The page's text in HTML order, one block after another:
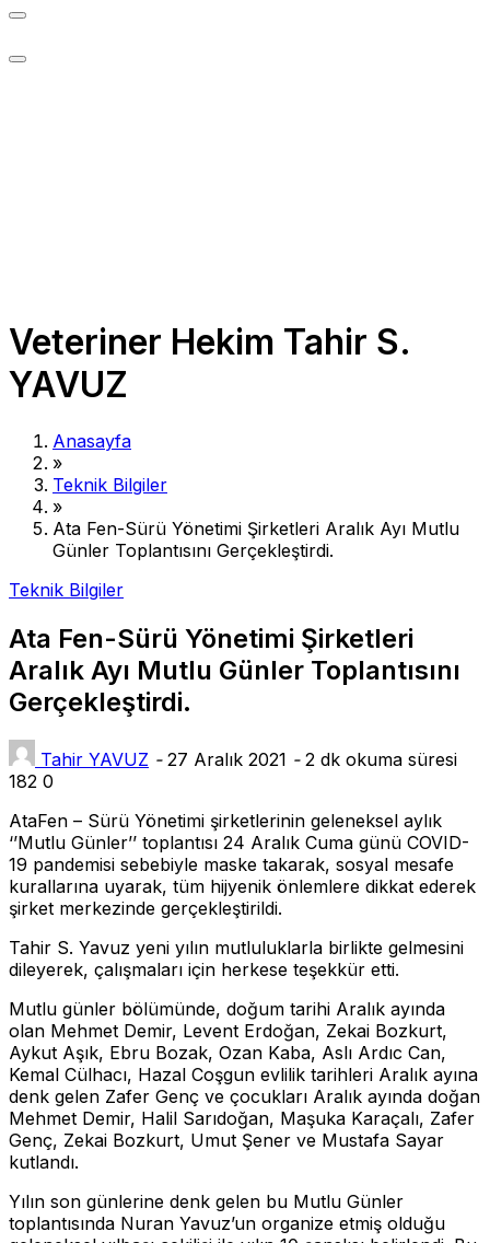
Veteriner Hekim Tahir S.
YAVUZ
Anasayfa
»
Teknik Bilgiler
»
Ata Fen-Sürü Yönetimi Şirketleri Aralık Ayı Mutlu
Günler Toplantısını Gerçekleştirdi.
Teknik Bilgiler
Ata Fen-Sürü Yönetimi Şirketleri
Aralık Ayı Mutlu Günler Toplantısını
Gerçekleştirdi.
Tahir YAVUZ - 27 Aralık 2021 -2 dk okuma süresi
182 0
AtaFen – Sürü Yönetimi şirketlerinin geleneksel aylık
‘’Mutlu Günler’’ toplantısı 24 Aralık Cuma günü COVID-
19 pandemisi sebebiyle maske takarak, sosyal mesafe
kurallarına uyarak, tüm hijyenik önlemlere dikkat ederek
şirket merkezinde gerçekleştirildi.
Tahir S. Yavuz yeni yılın mutluluklarla birlikte gelmesini
dileyerek, çalışmaları için herkese teşekkür etti.
Mutlu günler bölümünde, doğum tarihi Aralık ayında
olan Mehmet Demir, Levent Erdoğan, Zekai Bozkurt,
Aykut Aşık, Ebru Bozak, Ozan Kaba, Aslı Ardıc Can,
Kemal Cülhacı, Hazal Coşgun evlilik tarihleri Aralık ayına
denk gelen Zafer Genç ve çocukları Aralık ayında doğan
Mehmet Demir, Halil Sarıdoğan, Maşuka Karaçalı, Zafer
Genç, Zekai Bozkurt, Umut Şener ve Mustafa Sayar
kutlandı.
Yılın son günlerine denk gelen bu Mutlu Günler
toplantısında Nuran Yavuz’un organize etmiş olduğu